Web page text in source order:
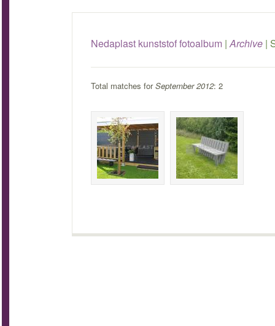
Nedaplast kunststof fotoalbum|Archive|
Total matches forSeptember 2012: 2